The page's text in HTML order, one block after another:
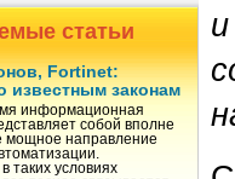
статьи
Fortinet:
известным законам
информационная
собой вполне
мощное направление
таких условиях